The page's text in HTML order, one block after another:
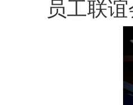
员工联